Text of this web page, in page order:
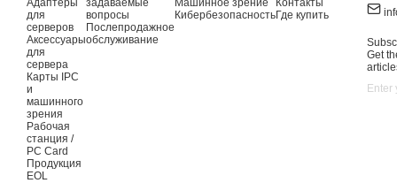
Адаптеры
для
серверов
Аксессуары
для
сервера
Карты IPC
и
машинного
зрения
Рабочая
станция /
PC Card
Продукция
EOL
задаваемые
вопросы
Послепродажное
обслуживание
Машинное зрение
Кибербезопасность
Контакты
Где купить
Get